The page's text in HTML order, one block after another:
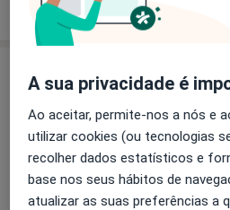
Como mostramos os preços?
Endocrinologista
Dr. Jorge Luna
A sua privacidade é
Ao aceitar, permite-nos a nós e
utilizar cookies (ou tecnologias
recolher dados estatísticos e
base nos seus hábitos de
atualizar as suas preferências a